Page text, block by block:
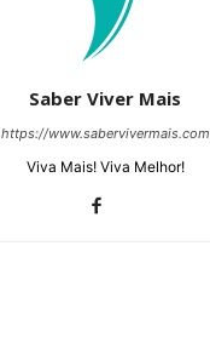
Saber Viver Mais
https://www.sabervivermais.com
Viva Mais! Viva Melhor!